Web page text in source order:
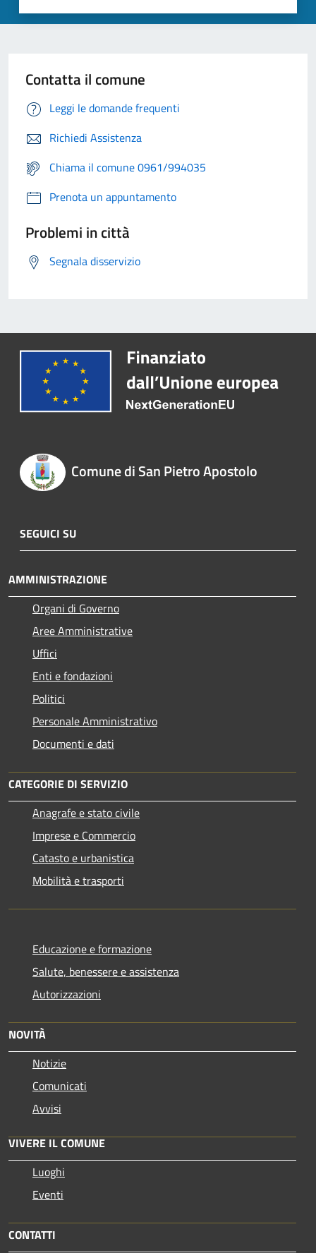
Contatta il comune
Leggi le domande frequenti
Richiedi Assistenza
Chiama il comune 0961/994035
Prenota un appuntamento
Problemi in città
Segnala disservizio
Comune di San Pietro Apostolo
SEGUICI SU
AMMINISTRAZIONE
Organi di Governo
Aree Amministrative
Uffici
Enti e fondazioni
Politici
Personale Amministrativo
Documenti e dati
CATEGORIE DI SERVIZIO
Anagrafe e stato civile
Imprese e Commercio
Catasto e urbanistica
Mobilità e trasporti
Educazione e formazione
Salute, benessere e assistenza
Autorizzazioni
NOVITÀ
Notizie
Comunicati
Avvisi
VIVERE IL COMUNE
Luoghi
Eventi
CONTATTI